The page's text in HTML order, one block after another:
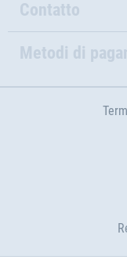
Contatto
Metodi di